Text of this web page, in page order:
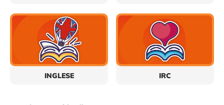
INGLESE IRC